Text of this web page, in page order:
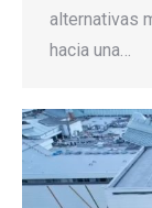
alternativas
hacia una…